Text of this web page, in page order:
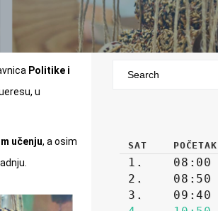
Politike i
u
učenju, a osim